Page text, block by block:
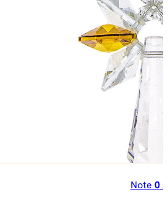
Note 0